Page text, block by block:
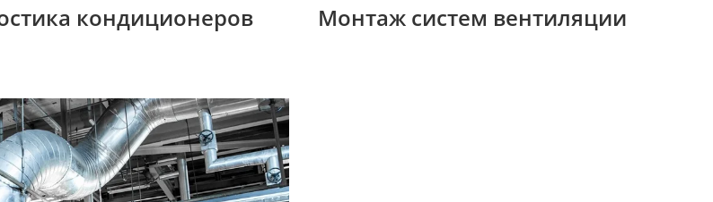
кондиционеров Монтаж систем вентиляции